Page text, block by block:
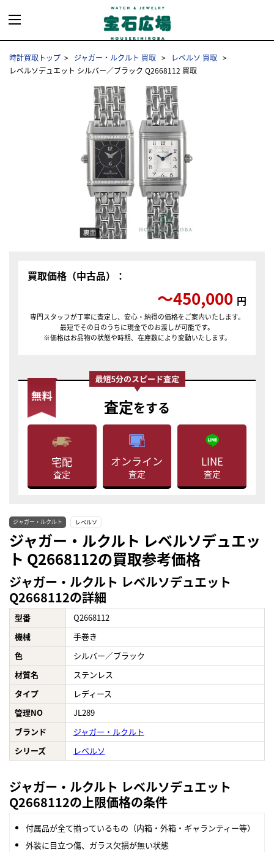
時計買取トップ ジャガー・ルクルト 買取
レベルソ 買取
レベルソデュエット シルバー／ブラック Q2668112 買取
買取価格（中古品）：
〜450,000 円
専門スタッフが丁寧に査定し、安心・納得の価格をご案内いたします。
最短でその日のうちに現金でのお渡しが可能です。
※価格はお品物の状態や時期、在庫数により変動いたします。
査定をする
宅配
査定
オンライン
査定
LINE
査定
ジャガー・ルクルト レベルソ
ジャガー・ルクルト レベルソデュエッ
ト Q2668112の買取参考価格
ジャガー・ルクルト レベルソデュエット
Q2668112の詳細
型番
Q2668112
機械
手巻き
色
シルバー／ブラック
材質名
ステンレス
タイプ
レディース
管理NO
JL289
ブランド
ジャガー・ルクルト
シリーズ
レベルソ
ジャガー・ルクルト レベルソデュエット
Q2668112の上限価格の条件
付属品が全て揃っているもの（内箱・外箱・ギャランティー等）
外装に目立つ傷、ガラス欠損が無い状態